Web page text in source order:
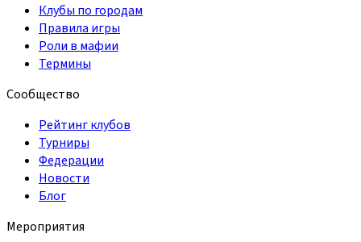
Клубы по городам
Правила игры
Роли в мафии
Термины
Сообщество
Рейтинг клубов
Турниры
Федерации
Новости
Блог
Мероприятия